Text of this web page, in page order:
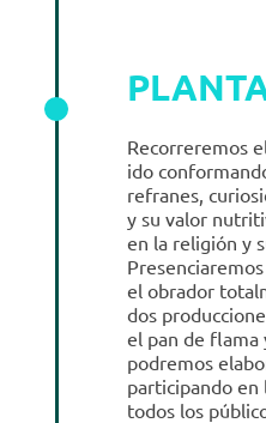
Recorreremos
ido
refranes,
y su valor
en la religión y
el obrador
dos
el pan de flama
podremos
participando en
todos los